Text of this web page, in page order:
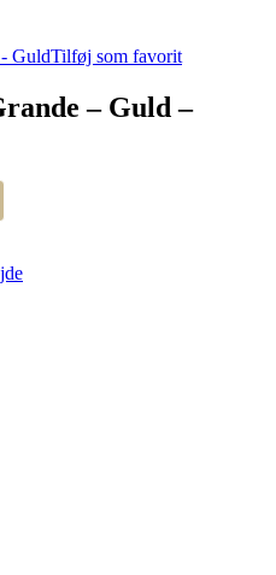
Tilføj som favorit
– Guld –